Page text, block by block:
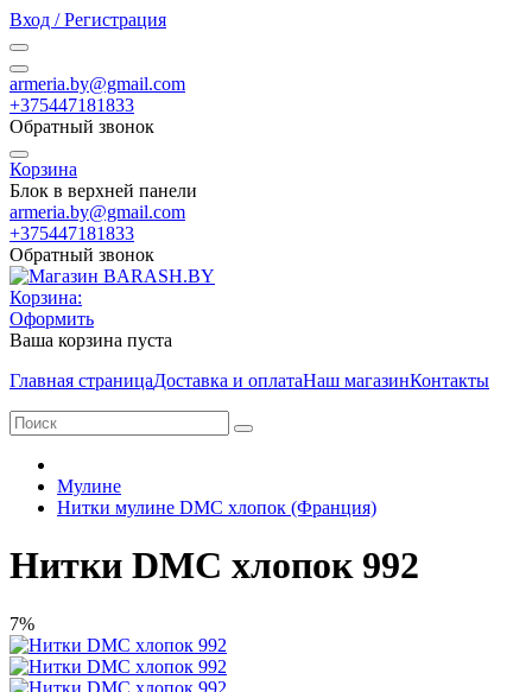
Вход / Регистрация
armeria.by@gmail.com
+375447181833
Обратный звонок
Корзина
Блок в верхней панели
armeria.by@gmail.com
+375447181833
Обратный звонок
Корзина:
Оформить
Ваша корзина пуста
Главная страницаДоставка и оплатаНаш магазинКонтакты
Мулине
Нитки мулине DMC хлопок (Франция)
Нитки DMC хлопок 992
7%